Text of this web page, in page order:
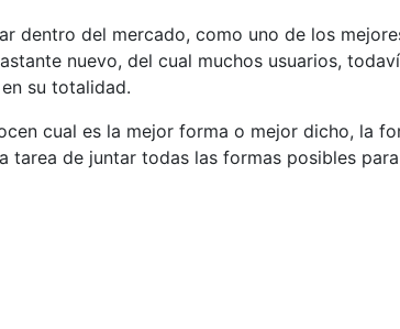
dentro del mercado, como uno de los
nuevo, del cual muchos usuarios,
su totalidad.
cual es la mejor forma o mejor dicho, la
tarea de juntar todas las formas posibles